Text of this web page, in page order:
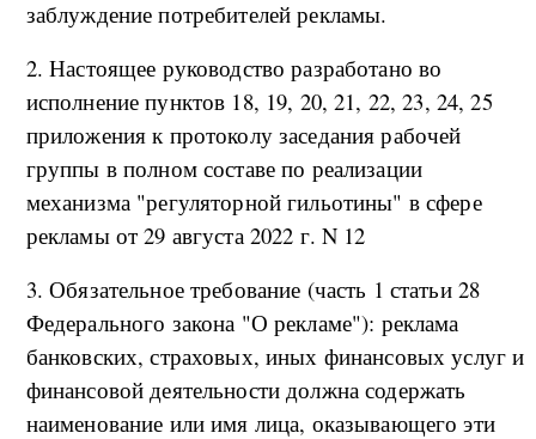
заблуждение потребителей рекламы.
2. Настоящее руководство разработано во
исполнение пунктов 18, 19, 20, 21, 22, 23, 24, 25
приложения к протоколу заседания рабочей
группы в полном составе по реализации
механизма "регуляторной гильотины" в сфере
рекламы от 29 августа 2022 г. N 12
3. Обязательное требование (часть 1 статьи 28
Федерального закона "О рекламе"): реклама
банковских, страховых, иных финансовых услуг и
финансовой деятельности должна содержать
наименование или имя лица, оказывающего эти